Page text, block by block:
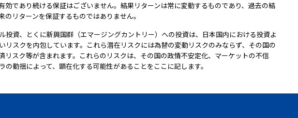
効であり続ける保証はございません。結果リターンは常に変動するものであり、過去の結
のリターンを保証するものではありません。
投資、とくに新興国群（エマージングカントリー）への投資は、日本国内における投資よ
リスクを内包しています。これら潜在リスクには為替の変動リスクのみならず、その国の
リスク等が含まれます。これらのリスクは、その国の政情不安定化、マーケットの不信
の動揺によって、顕在化する可能性があることをここに記します。